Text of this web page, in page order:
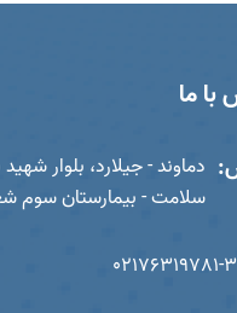
با ما
دماوند - جیلارد، بلوار
سلامت - بیمارستان سوم
02176319781-3